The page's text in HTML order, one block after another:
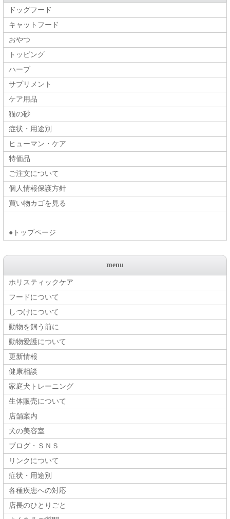
ドッグフード
キャットフード
おやつ
トッピング
ハーブ
サプリメント
ケア用品
猫の砂
症状・用途別
ヒューマン・ケア
特価品
ご注文について
個人情報保護方針
買い物カゴを見る
●トップページ
menu
ホリスティックケア
フードについて
しつけについて
動物を飼う前に
動物愛護について
更新情報
健康相談
家庭犬トレーニング
生体販売について
店舗案内
犬の美容室
ブログ・ＳＮＳ
リンクについて
症状・用途別
各種疾患への対応
店長のひとりごと